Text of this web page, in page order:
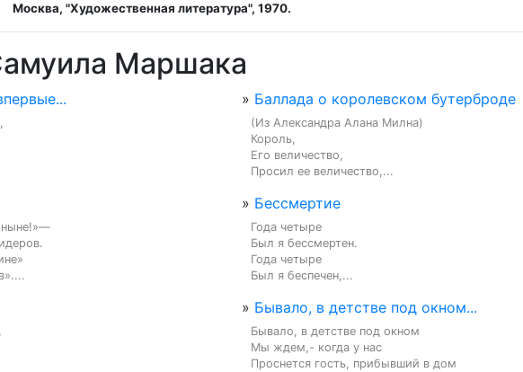
Москва, "Художественная литература", 1970.
Маршака
» Баллада о королевском бутерброде
(Из Александра Алана Милна)
Король,
Его величество,
Просил ее величество,...
ныне!»—
» Бессмертие
Года четыре
Был я бессмертен.
Года четыре
Был я беспечен,...
» Бывало, в детстве под окном...
Бывало, в детстве под окном
Мы ждем,- когда у нас
Проснется гость, прибывший в дом